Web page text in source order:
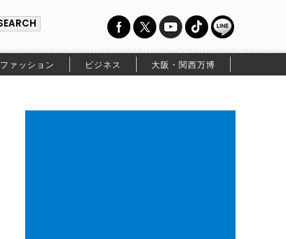
ファッション ビジネス 大阪・関西万博